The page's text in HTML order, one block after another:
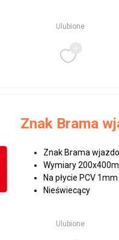
Ulubione
Znak Brama
Znak Brama
Wymiary
Na płycie PCV 1mm
Nieświecący
Ulubione